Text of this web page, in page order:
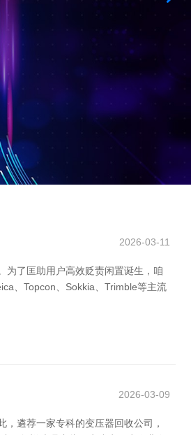
2026-03-11
为了匡助用户高效贬责闲置诞生，咱
、Topcon、Sokkia、Trimble等主流
2026-03-09
遴荐一家专科的变压器回收公司，